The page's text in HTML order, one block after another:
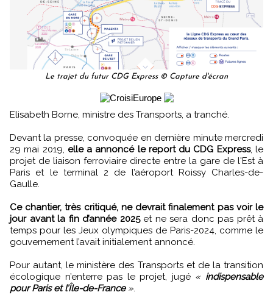
Le trajet du futur CDG Express © Capture d'écran
Elisabeth Borne, ministre des Transports, a tranché.
Devant la presse, convoquée en dernière minute mercredi
29 mai 2019, elle a annoncé le report du CDG Express, le
projet de liaison ferroviaire directe entre la gare de l'Est à
Paris et le terminal 2 de l’aéroport Roissy Charles-de-
Gaulle.
Ce chantier, très critiqué, ne devrait finalement pas voir le
jour avant la fin d’année 2025et ne sera donc pas prêt à
temps pour les Jeux olympiques de Paris-2024, comme le
gouvernement l’avait initialement annoncé.
Pour autant, le ministère des Transports et de la transition
écologique n’enterre pas le projet, jugé «indispensable
pour Paris et l’Île-de-France».